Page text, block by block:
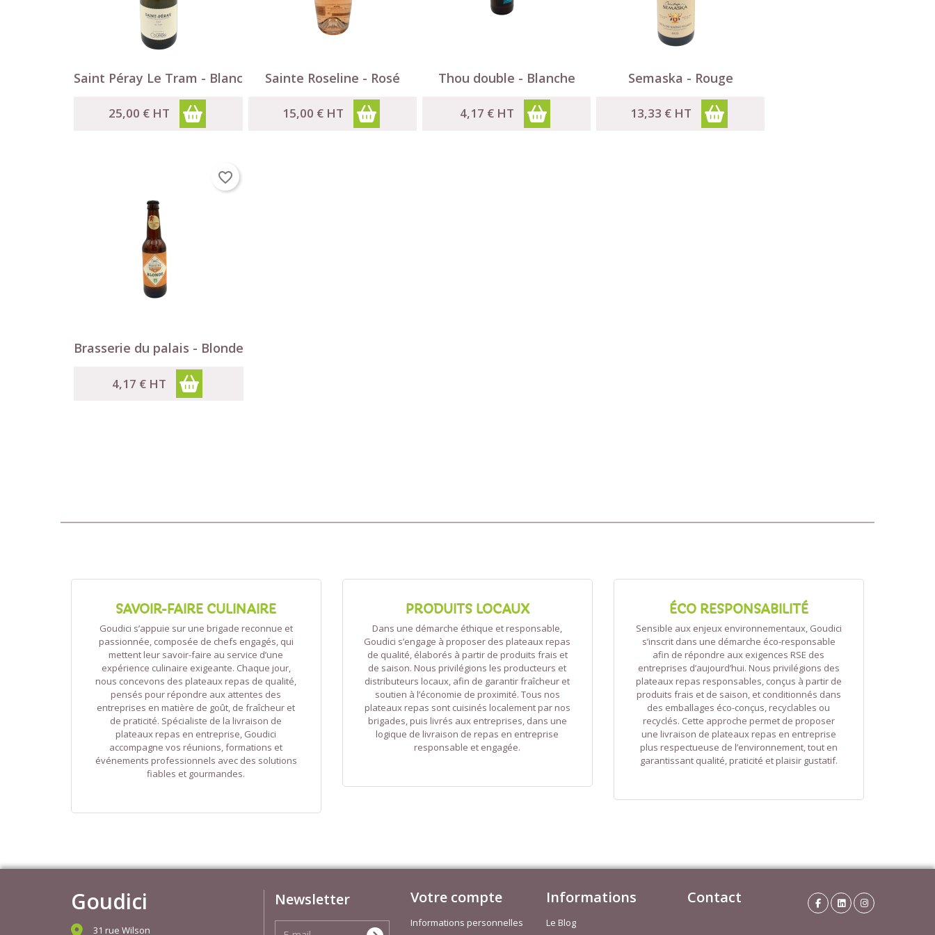
Saint Péray Le Tram - Blanc
25,00 € HT
Aperçu rapide Sainte Roseline - Rosé
15,00 € HT
Aperçu rapide Thou double - Blanche
4,17 € HT
Aperçu rapide Semaska - Rouge
13,33 € HT
Aperçu rapide
Brasserie du palais - Blonde
4,17 € HT
Aperçu rapide
favorite_border
SAVOIR-FAIRE CULINAIRE
Goudici s’appuie sur une brigade reconnue et
passionnée, composée de chefs engagés, qui
mettent leur savoir-faire au service d’une
expérience culinaire exigeante. Chaque jour,
nous concevons des plateaux repas de qualité,
pensés pour répondre aux attentes des
entreprises en matière de goût, de fraîcheur et
de praticité. Spécialiste de la livraison de
plateaux repas en entreprise, Goudici
accompagne vos réunions, formations et
événements professionnels avec des solutions
fiables et gourmandes.
PRODUITS LOCAUX
Dans une démarche éthique et responsable,
Goudici s’engage à proposer des plateaux repas
de qualité, élaborés à partir de produits frais et
de saison. Nous privilégions les producteurs et
distributeurs locaux, afin de garantir fraîcheur et
soutien à l’économie de proximité. Tous nos
plateaux repas sont cuisinés localement par nos
brigades, puis livrés aux entreprises, dans une
logique de livraison de repas en entreprise
responsable et engagée.
ÉCO RESPONSABILITÉ
Sensible aux enjeux environnementaux, Goudici
s’inscrit dans une démarche éco-responsable
afin de répondre aux exigences RSE des
entreprises d’aujourd’hui. Nous privilégions des
plateaux repas responsables, conçus à partir de
produits frais et de saison, et conditionnés dans
des emballages éco-conçus, recyclables ou
recyclés. Cette approche permet de proposer
une livraison de plateaux repas en entreprise
plus respectueuse de l’environnement, tout en
garantissant qualité, praticité et plaisir gustatif.
Goudici
31 rue Wilson
Newsletter Votre compte
Informations personnelles
Informations
Le Blog
Contact